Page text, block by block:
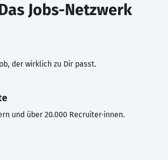
Jobs-Netzwerk
der wirklich zu Dir passt.
und über 20.000 Recruiter·innen.